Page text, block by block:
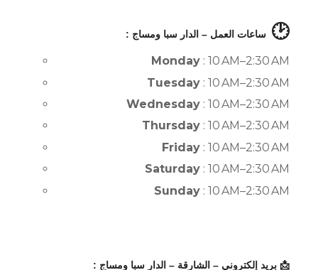
🕑 ساعات العمل – الدار سبا ومساج :
Monday : 10 AM–2:30 AM
Tuesday : 10 AM–2:30 AM
Wednesday : 10 AM–2:30 AM
Thursday : 10 AM–2:30 AM
Friday : 10 AM–2:30 AM
Saturday : 10 AM–2:30 AM
Sunday : 10 AM–2:30 AM
📩 بريد إلكتروني – الشارقة – الدار سبا ومساج :